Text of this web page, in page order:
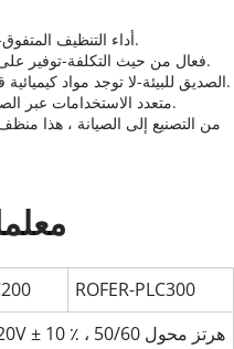
أداء التنظيف المتفوق-تحقيق نظافة المستوى التالي لأداء الذروة.
فعال من حيث التكلفة-توفير على المواد الاستهلاكية وخفض تكاليف الصيانة.
الصديق للبيئة-لا توجد مواد كيميائية قاسية. أقل نفايات. مكان عمل أكثر خضرة.
متعدد الاستخدامات عبر الصناعات - مثالية للمعادن والمركبات والمزيد.
من التصنيع إلى الصيانة ، هذا
ROFER-PLC300